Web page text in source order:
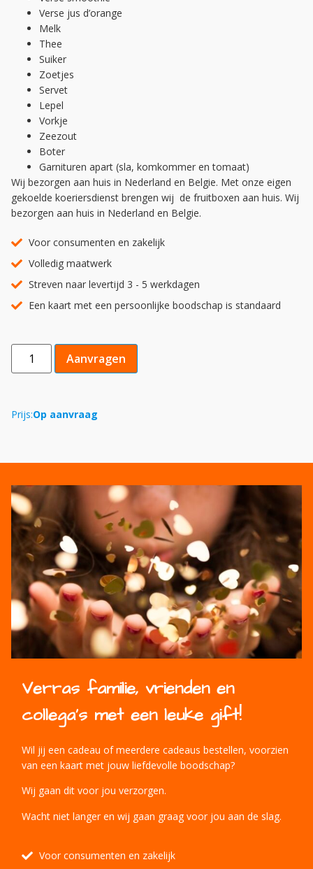
Verse jus d’orange
Melk
Thee
Suiker
Zoetjes
Servet
Lepel
Vorkje
Zeezout
Boter
Garnituren apart (sla, komkommer en tomaat)
Wij bezorgen aan huis in Nederland en Belgie. Met onze eigen
gekoelde koeriersdienst brengen wij de fruitboxen aan huis. Wij
bezorgen aan huis in Nederland en Belgie.
Voor consumenten en zakelijk
Volledig maatwerk
Streven naar levertijd 3 - 5 werkdagen
Een kaart met een persoonlijke boodschap is standaard
Aanvragen
Prijs:Op aanvraag
Verras familie, vrienden en
collega's met een leuke gift!
Wil jij een cadeau of meerdere cadeaus bestellen, voorzien
van een kaart met jouw liefdevolle boodschap?
Wij gaan dit voor jou verzorgen.
Wacht niet langer en wij gaan graag voor jou aan de slag.
Voor consumenten en zakelijk